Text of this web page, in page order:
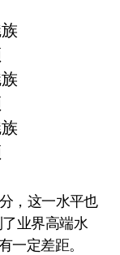
，这一水平也
业界高端水
一定差距。